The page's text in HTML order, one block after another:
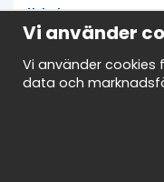
Nyheter
Fläckguiden
Mina favoriter
Avtalskund
Vi använder
Vi använder cookies
data och